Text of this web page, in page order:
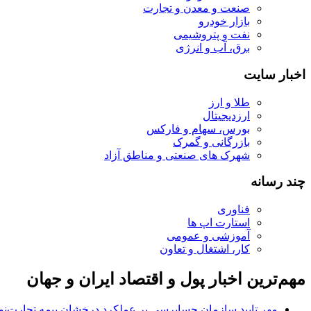
صنعت و معدن و تجارت
بازار خودرو
نفت و پتروشیمی
برق، آب و انرژی
اخبار سایت
طلا و ارز
ارزدیجیتال
بورس، سهام و فارکس
بازرگانی و گمرک
شهرک های صنعتی و مناطق آزاد
چند رسانه
فناوری
استارت اپ ها
آموزشی و عمومی
کار، اشتغال و تعاون
مهم‌ترین اخبار پول و اقتصاد ایران و جهان